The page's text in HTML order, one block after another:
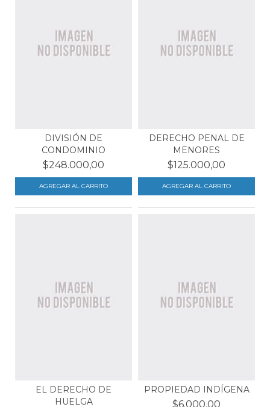
DIVISIÓN DE
CONDOMINIO
$248.000,00
DERECHO PENAL DE
MENORES
$125.000,00
EL DERECHO DE
HUELGA
PROPIEDAD INDÍGENA
$6.000,00